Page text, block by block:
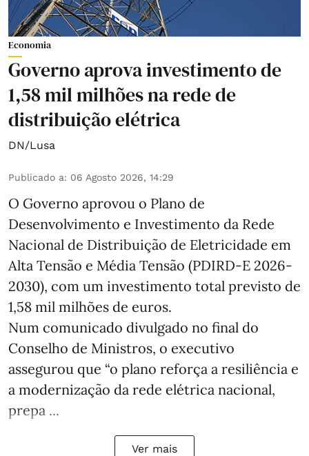
Economia
Governo aprova investimento de
1,58 mil milhões na rede de
distribuição elétrica
DN/Lusa
Publicado a: 06 Agosto 2026, 14:29
O Governo aprovou o Plano de
Desenvolvimento e Investimento da Rede
Nacional de Distribuição de Eletricidade em
Alta Tensão e Média Tensão (PDIRD-E 2026-
2030), com um investimento total previsto de
1,58 mil milhões de euros.
Num comunicado divulgado no final do
Conselho de Ministros, o executivo
assegurou que “o plano reforça a resiliência e
a modernização da rede elétrica nacional,
prepa ...
Ver mais